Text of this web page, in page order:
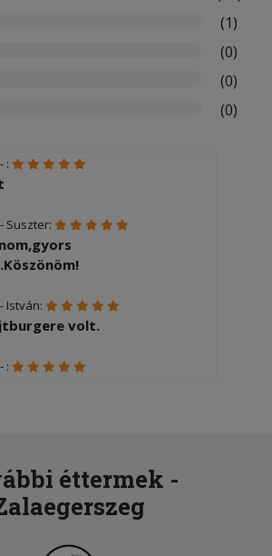
(1)
(0)
(0)
(0)
:
Suszter:
István:
volt.
:
éttermek -